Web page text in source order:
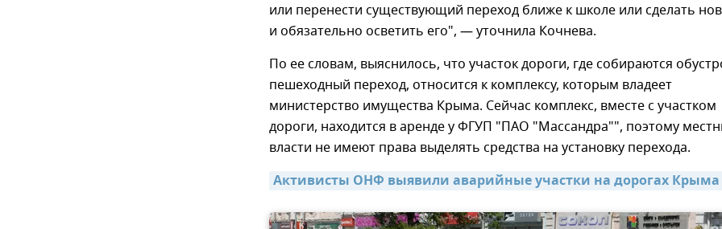
или перенести существующий переход ближе к школе или сделать
и обязательно осветить его", — уточнила Кочнева.
По ее словам, выяснилось, что участок дороги, где собираются
пешеходный переход, относится к комплексу, которым владеет
министерство имущества Крыма. Сейчас комплекс, вместе с участком
дороги, находится в аренде у ФГУП "ПАО "Массандра"", поэтому
власти не имеют права выделять средства на установку перехода.
Активисты ОНФ выявили аварийные участки на дорогах Крыма